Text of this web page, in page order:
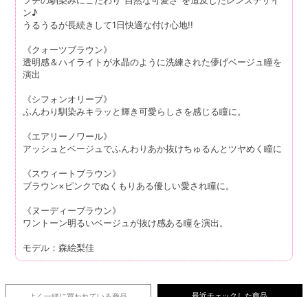
ン♪
うるうるが長続きして1日快適な付け心地!!
《クォーツブラウン》
透明感＆ハイライトが水晶のように洗練された儚げベージュ瞳を
演出
《シフォンオリーブ》
ふんわり馴染みキラッと輝き可愛らしさを感じる瞳に。
《エアリーノワール》
アッシュとベージュでふんわりあか抜けちゅるんとツヤめく瞳に
《スウィートブラウン》
ブラウン×ピンクでぬくもりある優しい愛され瞳に。
《ヌーディーブラウン》
ワントーン明るいベージュが抜け感ある瞳を演出。
モデル：森絵梨佳